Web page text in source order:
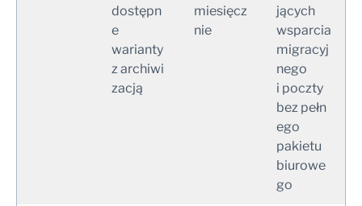
dostępn
e
warianty
z archiwi
zacją
miesięcz
nie
jących
wsparcia
migracyj
nego
i poczty
bez pełn
ego
pakietu
biurowe
go